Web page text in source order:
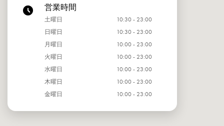
営業時間
土曜日
10:30 - 23:00
日曜日
10:30 - 23:00
月曜日
10:00 - 23:00
火曜日
10:00 - 23:00
水曜日
10:00 - 23:00
木曜日
10:00 - 23:00
金曜日
10:00 - 23:00